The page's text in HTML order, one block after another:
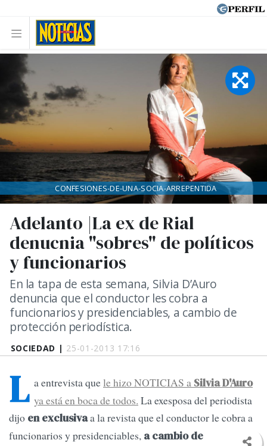
SOCIEDAD | 25-01-2013 17:16
Adelanto |La ex de Rial
denucnia "sobres" de políticos
y funcionarios
En la tapa de esta semana, Silvia D’Auro
denuncia que el conductor les cobra a
funcionarios y presidenciables, a cambio de
protección periodística.
CONFESIONES-DE-UNA-SOCIA-ARREPENTIDA
L a entrevista quele hizo NOTICIAS a Silvia D'Auro
ya está en boca de todos. La exesposa del periodista
dijo en exclusivaa la revista que el conductor le cobra a
funcionarios y presidenciables, a cambio de